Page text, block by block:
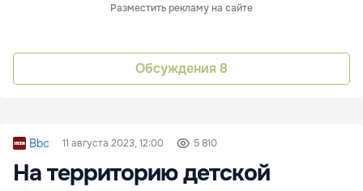
Разместить рекламу на сайте
Обсуждения 8
Bbc 11 августа 2023, 12:00 5 810
На территорию детской